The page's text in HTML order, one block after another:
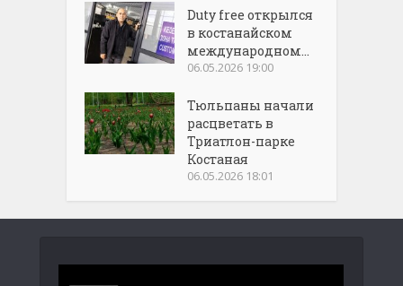
Duty free открылся
в костанайском
международном...
06.05.2026 19:00
Тюльпаны начали
расцветать в
Триатлон-парке
Костаная
06.05.2026 18:01